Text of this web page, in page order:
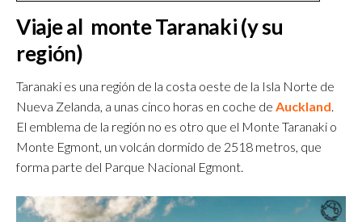
Viaje al monte Taranaki (y su
región)
Taranaki es una región de la costa oeste de la Isla Norte de
Nueva Zelanda, a unas cinco horas en coche de Auckland
El emblema de la región no es otro que el Monte Taranaki o
Monte Egmont, un volcán dormido de 2518 metros, que
forma parte del Parque Nacional Egmont.